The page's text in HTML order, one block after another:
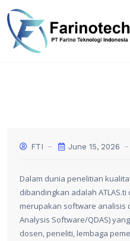
FTI June 15, 2026
Dalam dunia penelitian
dibandingkan adalah
merupakan software analisis
Analysis Software/QDAS)
dosen, peneliti, lembaga